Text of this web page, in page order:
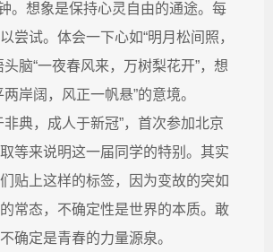
。想象是保持心灵自由的通途。每
尝试。体会一下心如“明月松间照，
脑“一夜春风来，万树梨花开”，想
岸阔，风正一帆悬”的意境。
典，成人于新冠”，首次参加北京
等来说明这一届同学的特别。其实
贴上这样的标签，因为变故的突如
常态，不确定性是世界的本质。敢
确定是青春的力量源泉。